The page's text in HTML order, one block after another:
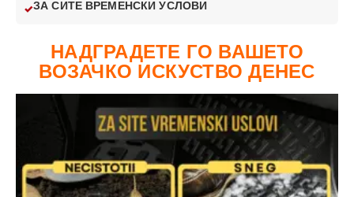
ЗА СИТЕ ВРЕМЕНСКИ УСЛОВИ
НАДГРАДЕТЕ ГО ВАШЕТО
ВОЗАЧКО ИСКУСТВО ДЕНЕС